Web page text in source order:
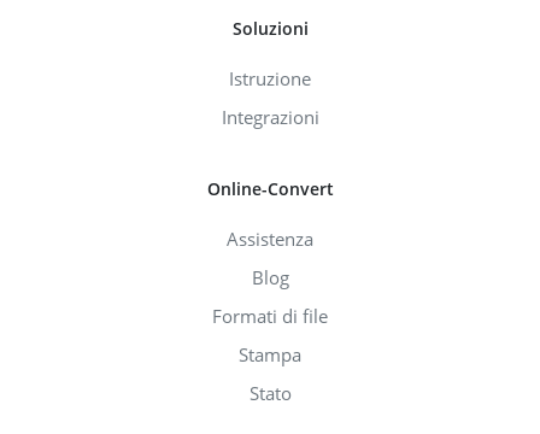
Soluzioni
Istruzione
Integrazioni
Online-Convert
Assistenza
Blog
Formati di file
Stampa
Stato